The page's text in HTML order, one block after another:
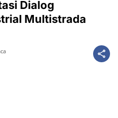
Dialog
Multistrada